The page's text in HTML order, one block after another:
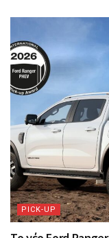
PICK-UP